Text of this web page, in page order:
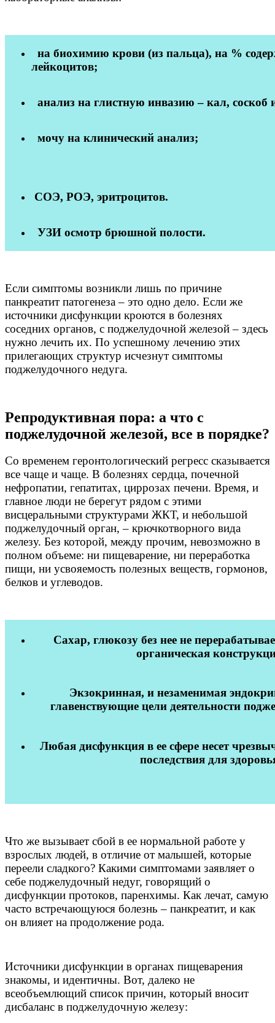
на биохимию крови (из пальца), на %
лейкоцитов;
анализ на глистную инвазию – кал, соскоб
мочу на клинический анализ;
СОЭ, РОЭ, эритроцитов.
УЗИ осмотр брюшной полости.
Если симптомы возникли лишь по причине
панкреатит патогенеза – это одно дело. Если же
источники дисфункции кроются в болезнях
соседних органов, с поджелудочной железой – здесь
нужно лечить их. По успешному лечению этих
прилегающих структур исчезнут симптомы
поджелудочного недуга.
Репродуктивная пора: а что с
поджелудочной железой, все в порядке?
Со временем геронтологический регресс сказывается
все чаще и чаще. В болезнях сердца, почечной
нефропатии, гепатитах, циррозах печени. Время, и
главное люди не берегут рядом с этими
висцеральными структурами ЖКТ, и небольшой
поджелудочный орган, – крючкотворного вида
железу. Без которой, между прочим, невозможно в
полном объеме: ни пищеварение, ни переработка
пищи, ни усвояемость полезных веществ, гормонов,
белков и углеводов.
Сахар, глюкозу без нее не
органическая
Экзокринная, и незаменимая
главенствующие цели деятельности
Любая дисфункция в ее сфере несет
последствия для
Что же вызывает сбой в ее нормальной работе у
взрослых людей, в отличие от малышей, которые
переели сладкого? Какими симптомами заявляет о
себе поджелудочный недуг, говорящий о
дисфункции протоков, паренхимы. Как лечат, самую
часто встречающуюся болезнь – панкреатит, и как
он влияет на продолжение рода.
Источники дисфункции в органах пищеварения
знакомы, и идентичны. Вот, далеко не
всеобъемлющий список причин, который вносит
дисбаланс в поджелудочную железу: